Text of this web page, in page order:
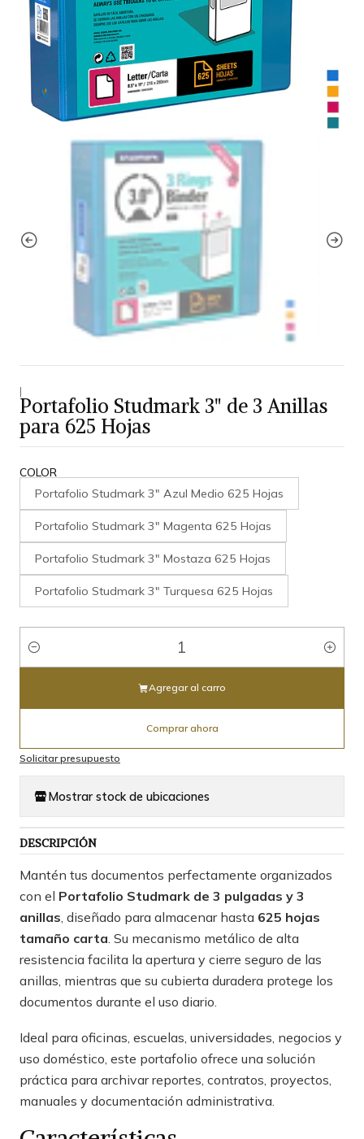
|
Portafolio Studmark 3" de 3 Anillas
para 625 Hojas
COLOR
Portafolio Studmark 3" Azul Medio 625 Hojas
Portafolio Studmark 3" Magenta 625 Hojas
Portafolio Studmark 3" Mostaza 625 Hojas
Portafolio Studmark 3" Turquesa 625 Hojas
Cantidad
Agregar al carro
Comprar ahora
Solicitar presupuesto
Mostrar stock de ubicaciones
DESCRIPCIÓN
Mantén tus documentos perfectamente organizados
con el Portafolio Studmark de 3 pulgadas y 3
anillas, diseñado para almacenar hasta 625 hojas
tamaño carta. Su mecanismo metálico de alta
resistencia facilita la apertura y cierre seguro de las
anillas, mientras que su cubierta duradera protege los
documentos durante el uso diario.
Ideal para oficinas, escuelas, universidades, negocios y
uso doméstico, este portafolio ofrece una solución
práctica para archivar reportes, contratos, proyectos,
manuales y documentación administrativa.